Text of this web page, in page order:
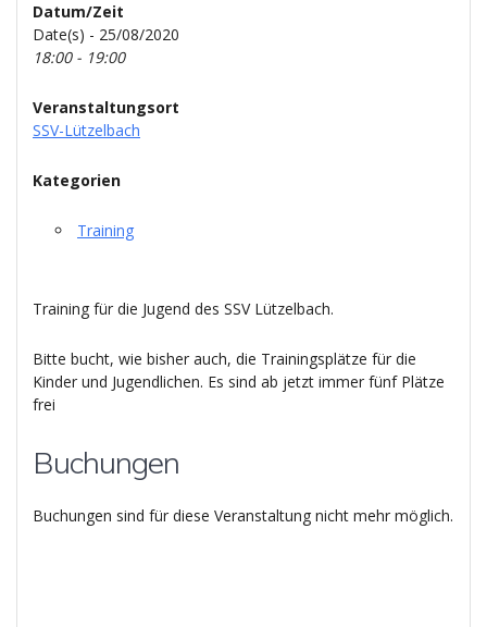
Datum/Zeit
Date(s) - 25/08/2020
18:00 - 19:00
Veranstaltungsort
SSV-Lützelbach
Kategorien
Training
Training für die Jugend des SSV Lützelbach.
Bitte bucht, wie bisher auch, die Trainingsplätze für die
Kinder und Jugendlichen. Es sind ab jetzt immer fünf Plätze
frei
Buchungen
Buchungen sind für diese Veranstaltung nicht mehr möglich.